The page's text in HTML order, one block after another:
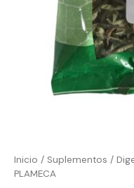
Inicio / Suplementos /
PLAMECA